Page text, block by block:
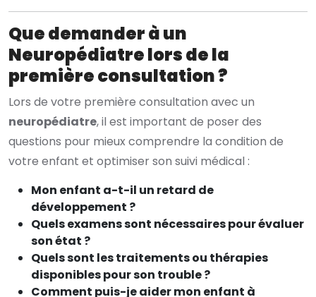
Que demander à un
Neuropédiatre lors de la
première consultation ?
Lors de votre première consultation avec un
neuropédiatre, il est important de poser des
questions pour mieux comprendre la condition de
votre enfant et optimiser son suivi médical :
Mon enfant a-t-il un retard de
développement ?
Quels examens sont nécessaires pour évaluer
son état ?
Quels sont les traitements ou thérapies
disponibles pour son trouble ?
Comment puis-je aider mon enfant à